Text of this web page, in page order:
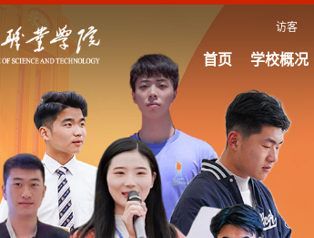
访客
首页 学校概况